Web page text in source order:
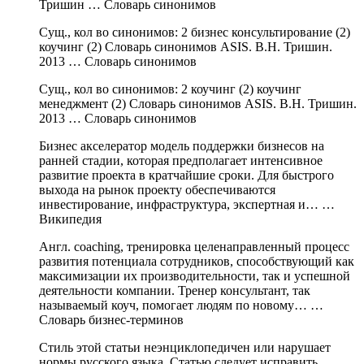
Тришин … Словарь синонимов
Сущ., кол во синонимов: 2 бизнес консультирование (2)
коучинг (2) Словарь синонимов ASIS. В.Н. Тришин.
2013 … Словарь синонимов
Сущ., кол во синонимов: 2 коучинг (2) коучинг
менеджмент (2) Словарь синонимов ASIS. В.Н. Тришин.
2013 … Словарь синонимов
Бизнес акселератор модель поддержки бизнесов на
ранней стадии, которая предполагает интенсивное
развитие проекта в кратчайшие сроки. Для быстрого
выхода на рынок проекту обеспечиваются
инвестирование, инфраструктура, экспертная и… …
Википедия
Англ. coaching, тренировка целенаправленный процесс
развития потенциала сотрудников, способствующий как
максимизации их производительности, так и успешной
деятельности компании. Тренер консультант, так
называемый коуч, помогает людям по новому… …
Словарь бизнес-терминов
Стиль этой статьи неэнциклопедичен или нарушает